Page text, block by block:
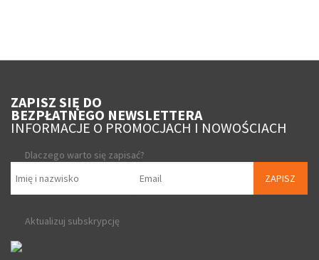
ZAPISZ SIĘ DO
BEZPŁATNEGO NEWSLETTERA
INFORMACJE O PROMOCJACH I NOWOŚCIACH
Dlaczego warto się zapisać?
ZAPISZ
Aktualizuj subskrypcję